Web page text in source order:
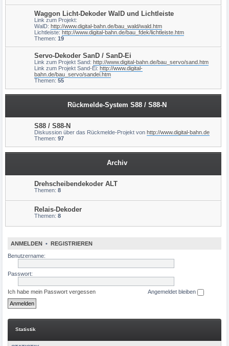
Waggon Licht-Dekoder WalD und Lichtleiste
Link zum Projekt:
WalD: http://www.digital-bahn.de/bau_wald/wald.htm
Lichtleiste: http://www.digital-bahn.de/bau_fdek/lichtleiste.htm
Themen: 19
Servo-Dekoder SanD / SanD-Ei
Link zum Projekt Sand: http://www.digital-bahn.de/bau_servo/sand.htm
Link zum Projekt Sand-Ei: http://www.digital-
bahn.de/bau_servo/sandei.htm
Themen: 55
Rückmelde-System S88 / S88-N
S88 / S88-N
Diskussion über das Rückmelde-Projekt von http://www.digital-bahn.de
Themen: 97
Archiv
Drehscheibendekoder ALT
Themen: 8
Relais-Dekoder
Themen: 8
ANMELDEN • REGISTRIEREN
Benutzername:
Passwort:
Ich habe mein Passwort vergessen Angemeldet bleiben
Statistik